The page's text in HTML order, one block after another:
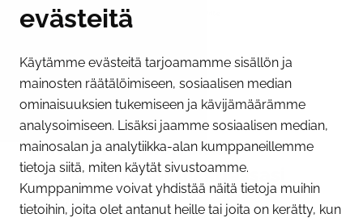
evästeitä
Käytämme evästeitä tarjoamamme sisällön ja
mainosten räätälöimiseen, sosiaalisen median
ominaisuuksien tukemiseen ja kävijämäärämme
analysoimiseen. Lisäksi jaamme sosiaalisen median,
mainosalan ja analytiikka-alan kumppaneillemme
tietoja siitä, miten käytät sivustoamme.
Kumppanimme voivat yhdistää näitä tietoja muihin
tietoihin, joita olet antanut heille tai joita on kerätty, kun
09.06.2026
Huomioi Tornion sillan
alikulkukohdat liikkuessasi
joella kesällä